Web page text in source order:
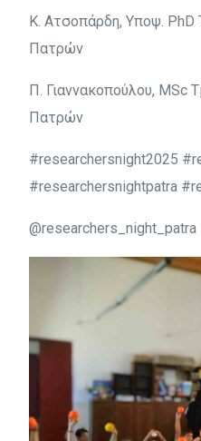
Κ. Ατσοπάρδη, Υποψ. PhD
Πατρών
Π. Γιαννακοπούλου, MSc
Πατρών
#researchersnight2025
#researchersnightpatra
@researchers_night_patra